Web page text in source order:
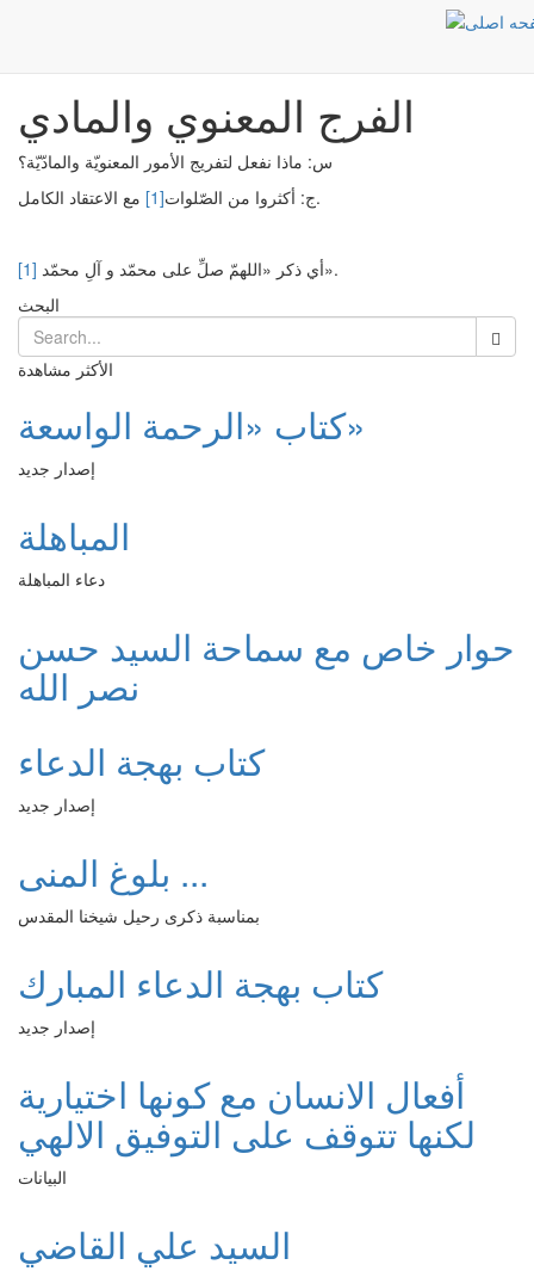
الفرج المعنوي والمادي
س: ماذا نفعل لتفريج الأمور المعنويّة والمادّيّة؟
ج: أكثروا من الصّلوات[1] مع الاعتقاد الكامل.
[1]
أي ذكر «اللهمّ صلِّ على محمّد و آلِ محمّد».
البحث
الأكثر مشاهدة
كتاب «الرحمة الواسعة»
إصدار جديد
المباهلة
دعاء المباهلة
حوار خاص مع سماحة السيد حسن
نصر الله
كتاب بهجة الدعاء
إصدار جديد
بلوغ المنى ...
بمناسبة ذكرى رحيل شيخنا المقدس
كتاب بهجة الدعاء المبارك
إصدار جديد
أفعال الانسان مع كونها اختيارية
لكنها تتوقف على التوفيق الالهي
البيانات
السيد علي القاضي